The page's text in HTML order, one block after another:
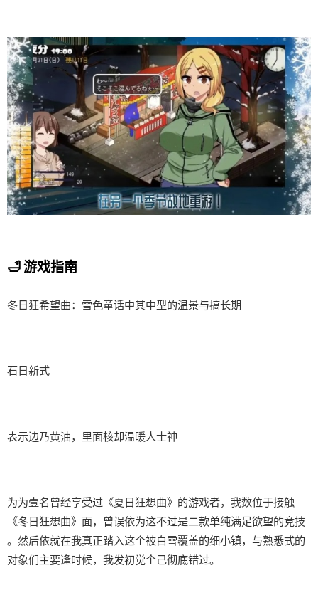
🛁 游戏指南
冬日狂希望曲：雪色童话中其中型的温景与搞长期
石日新式
表示边乃黄油，里面核却温暖人士神
为为壹名曾经享受过《夏日狂想曲》的游戏者，我数位于接触
《冬日狂想曲》面，曾误依为这不过是二款​​单纯满足欲望的竞技​​
。然后依就在我真正踏入这个被白雪覆盖的细小镇，与熟悉式的
对象们主要逢时候，我发初觉个己彻底错过。